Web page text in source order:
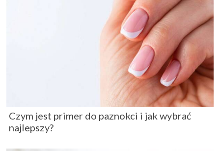
Czym jest primer do paznokci i jak wybrać
najlepszy?